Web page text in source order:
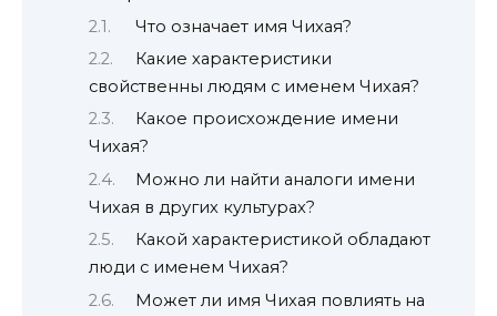
Что означает имя Чихая?
Какие характеристики
свойственны людям с именем Чихая?
Какое происхождение имени
Чихая?
Можно ли найти аналоги имени
Чихая в других культурах?
Какой характеристикой обладают
люди с именем Чихая?
Может ли имя Чихая повлиять на